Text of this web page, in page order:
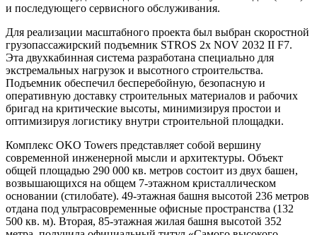
и последующего сервисного обслуживания.
Для реализации масштабного проекта был выбран скоростной
грузопассажирский подъемник STROS 2x NOV 2032 II F7.
Эта двухкабинная система разработана специально для
экстремальных нагрузок и высотного строительства.
Подъемник обеспечил бесперебойную, безопасную и
оперативную доставку строительных материалов и рабочих
бригад на критические высоты, минимизируя простои и
оптимизируя логистику внутри строительной площадки.
Комплекс OKO Towers представляет собой вершину
современной инженерной мысли и архитектуры. Объект
общей площадью 290 000 кв. метров состоит из двух башен,
возвышающихся на общем 7-этажном кристаллическом
основании (стилобате). 49-этажная башня высотой 236 метров
отдана под ультрасовременные офисные пространства (132
500 кв. м). Вторая, 85-этажная жилая башня высотой 352